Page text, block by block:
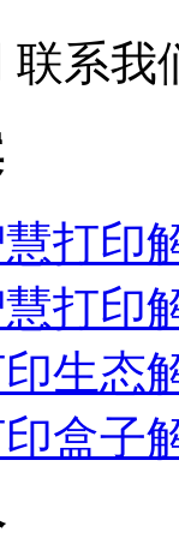
联系我
打印
打印
生态
盒子